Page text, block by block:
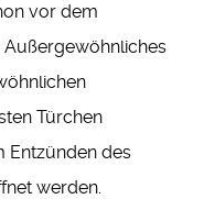
vor dem
Türchen
Entzünden des
werden.